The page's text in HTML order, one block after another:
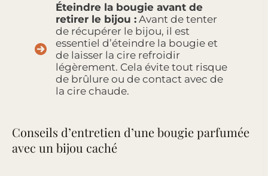
Éteindre la bougie avant de
retirer le bijou : Avant de tenter
de récupérer le bijou, il est
essentiel d’éteindre la bougie et
de laisser la cire refroidir
légèrement. Cela évite tout risque
de brûlure ou de contact avec de
la cire chaude.
Conseils d’entretien d’une bougie parfumée
avec un bijou caché